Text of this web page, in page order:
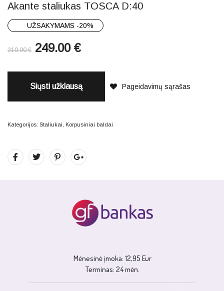
Akante staliukas TOSCA D:40
UŽSAKYMAMS -20%
310.00€ 249.00 €
Siųsti užklausą Pageidavimų sąrašas
Kategorijos: Staliukai Korpusiniai baldai